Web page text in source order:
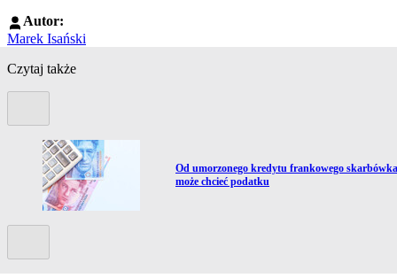
Autor:
Marek Isański
Czytaj także
Przejdź do artykułu:
Od umorzonego kredytu frankowego skarbówka
może chcieć podatku